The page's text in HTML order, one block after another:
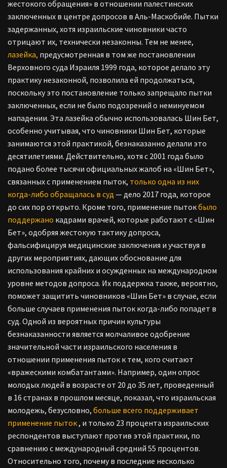
жестокого обращения» в отношении палестинских
заключенных в центре допросов в Аль-Маскобийе. Пытки
задержанных, хотя израильские чиновники часто
отрицают их, технически незаконны. Тем не менее,
лазейка, предусмотренная в том же постановлении
Верховного суда Израиля 1999 года, которое делало эту
практику незаконной, позволила ей продолжаться,
поскольку это постановление только запрещало пытки
заключенных, если не было подозрений о неминуемом
нападении. Эта лазейка обычно использовалась Шин Бет,
особенно учитывая, что чиновники Шин Бет, которые
занимаются этой практикой, безнаказанно делали это
десятилетиями. Действительно, хотя с 2001 года было
подано более тысячи официальных жалоб на «Шин Бет»,
связанных с применением пыток, только одна из них
когда-либо обращалась в суд — дело 2017 года, которое
до сих пор открыто. Кроме того, применение пытокбыло
поддержано кадрами врачей, которые работают с «Шин
Бет», одобряя жестокую тактику допроса,
фальсифицируя медицинские заключения и участвуя в
других мероприятиях, дающих обоснование для
использования крайних и осужденных на международном
уровне методов допроса. Их поддержка также, вероятно,
поможет защитить чиновников «Шин Бет» в случае, если
больше случаев применения пыток когда-либо попадет в
суд. Одной из вероятных причин культуры
безнаказанности является молчаливое одобрение
значительной части израильского населения в
отношении применения пыток к тем, кого считают
«вражескими комбатантами». Например, один опрос
молодых людей в возрасте от 20 до 35 лет, проведенный
в 16 странах в прошлом месяце, показал, что израильская
молодежь, безусловно, больше всего поддерживает
применение пыток, и только 23 процента израильских
респондентов выступают против этой практики, по
сравнению с международный средний 55 процентов.
Относительно того, почему в последние несколько